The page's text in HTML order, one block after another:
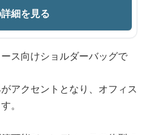
細を見る
ス向けショルダーバッグで
アクセントとなり、オフィス
。